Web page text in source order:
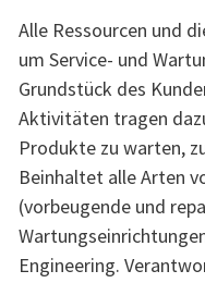
Alle Ressourcen und
um Service- und
Grundstück des
Aktivitäten tragen
Produkte zu warten,
Beinhaltet alle Arten
(vorbeugende und
Engineering.